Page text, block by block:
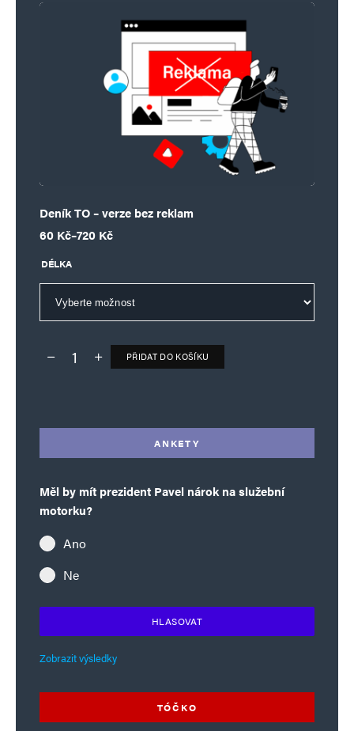
Deník TO – verze bez reklam
60 Kč–720 Kč
Rozpětí cen: 60 Kč až 720 Kč
DÉLKA
Deník TO – verze bez reklam množství
PŘIDAT DO KOŠÍKU
ANKETY
Měl by mít prezident Pavel nárok na služební
motorku?
Ano
Ne
HLASOVAT
Zobrazit výsledky
TÓČKO